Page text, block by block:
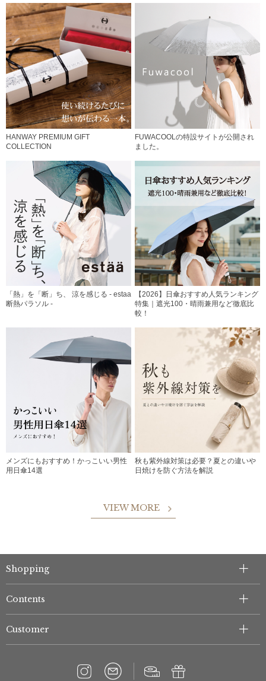
HANWAY PREMIUM GIFT
COLLECTION
FUWACOOLの特設サイトが公開され
ました。
「熱」を「断」ち、 涼を感じる - estaa
断熱パラソル -
【2026】日傘おすすめ人気ランキング
特集｜遮光100・晴雨兼用など徹底比
較！
メンズにもおすすめ！かっこいい男性
用日傘14選
秋も紫外線対策は必要？夏との違いや
日焼けを防ぐ方法を解説
VIEW MORE
Shopping
Contents
Customer